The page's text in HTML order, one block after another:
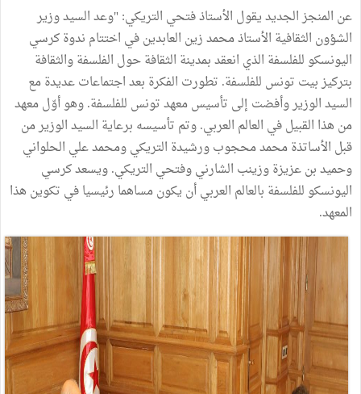
عن المنجز الجديد يقول الأستاذ فتحي التريكي: "وعد السيد وزير
الشؤون الثقافية الأستاذ محمد زين العابدين في اختتام ندوة كرسي
اليونسكو للفلسفة الذي انعقد بمدينة الثقافة حول الفلسفة والثقافة
بتركيز بيت تونس للفلسفة. تطورت الفكرة بعد اجتماعات عديدة مع
السيد الوزير وأفضت إلى تأسيس معهد تونس للفلسفة. وهو أوّل معهد
من هذا القبيل في العالم العربي. وتم تأسيسه برعاية السيد الوزير من
قبل الأساتذة محمد محجوب ورشيدة التريكي ومحمد علي الحلواني
وحميد بن عزيزة وزينب الشارني وفتحي التريكي. ويسعد كرسي
اليونسكو للفلسفة بالعالم العربي أن يكون مساهما رئيسيا في تكوين هذا
المعهد.